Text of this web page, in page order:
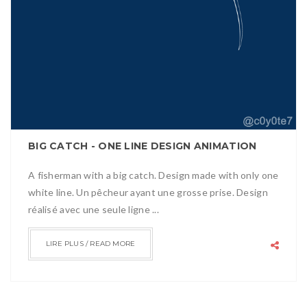
BIG CATCH - ONE LINE DESIGN ANIMATION
A fisherman with a big catch. Design made with only one
white line. Un pêcheur ayant une grosse prise. Design
réalisé avec une seule ligne ...
LIRE PLUS / READ MORE